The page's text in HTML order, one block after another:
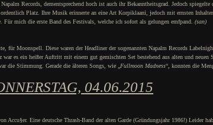
Records, dementsprechend hoch ist auch ihr Bekanntheitsgrad. Jedoch spiegelte
Platz. Ihre Musik erinnerte an eine Art Korpiklaani, jedoch mit ernsten
mich die erste Band des Festivals, welche ich sofort als gelungen emfpand. (san)
für Moonspell. Diese waren der Headliner der sogenannten Napalm Records
es ein heißer Auftritt mit einem gut gemischten Set bestehend aus alten und neuen
die Stimmung. Gerade die älteren Songs, wie „ Fullmoon Madness“, konnten die
04.06.2015
Accu§er. Eine deutsche Thrash-Band der alten Garde (Gründungsjahr 1986!) Leider